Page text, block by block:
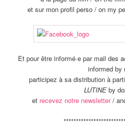
et sur mon profil perso / on my
Et pour être informé·e par mail des
informed by
participez à sa distribution à
LUTINE by
et recevez notre newsletter/